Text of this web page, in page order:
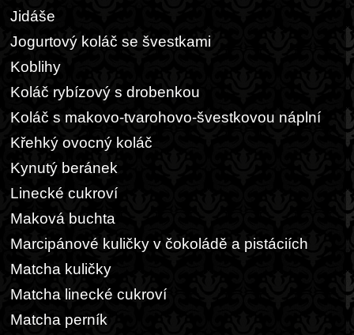
Jidáše
Jogurtový koláč se švestkami
Koblihy
Koláč rybízový s drobenkou
Koláč s makovo-tvarohovo-švestkovou náplní
Křehký ovocný koláč
Kynutý beránek
Linecké cukroví
Maková buchta
Marcipánové kuličky v čokoládě a pistáciích
Matcha kuličky
Matcha linecké cukroví
Matcha perník